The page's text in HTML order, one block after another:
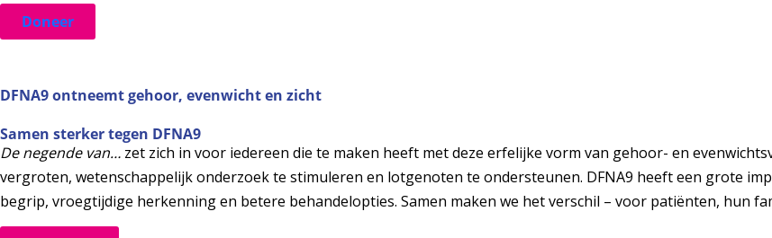
Doneer
DFNA9 ontneemt gehoor, evenwicht en zicht
Samen sterker tegen DFNA9
De negende van… zet zich in voor iedereen die te maken heeft met deze erfelijke vorm van gehoor- en
vergroten, wetenschappelijk onderzoek te stimuleren en lotgenoten te ondersteunen. DFNA9 heeft een grote
begrip, vroegtijdige herkenning en betere behandelopties. Samen maken we het verschil – voor patiënten, hun